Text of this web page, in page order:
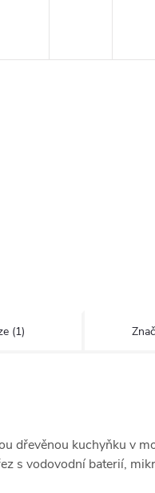
(1)
dřevěnou kuchyňku v
s vodovodní baterií,